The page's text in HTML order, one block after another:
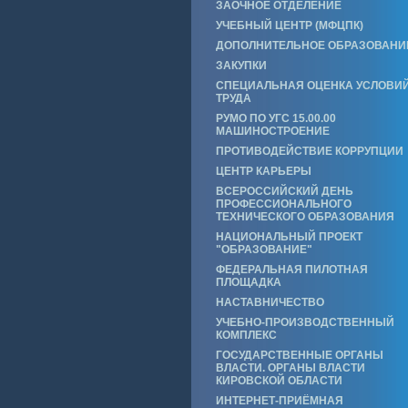
ЗАОЧНОЕ ОТДЕЛЕНИЕ
УЧЕБНЫЙ ЦЕНТР (МФЦПК)
ДОПОЛНИТЕЛЬНОЕ
ЗАКУПКИ
СПЕЦИАЛЬНАЯ ОЦЕНКА
ТРУДА
РУМО ПО УГС 15.00.00
МАШИНОСТРОЕНИЕ
ПРОТИВОДЕЙСТВИЕ КОРРУПЦИИ
ЦЕНТР КАРЬЕРЫ
ВСЕРОССИЙСКИЙ ДЕНЬ
ПРОФЕССИОНАЛЬНОГО
ТЕХНИЧЕСКОГО ОБРАЗОВАНИЯ
НАЦИОНАЛЬНЫЙ ПРОЕКТ
"ОБРАЗОВАНИЕ"
ФЕДЕРАЛЬНАЯ ПИЛОТНАЯ
ПЛОЩАДКА
НАСТАВНИЧЕСТВО
УЧЕБНО-ПРОИЗВОДСТВЕННЫЙ
КОМПЛЕКС
ГОСУДАРСТВЕННЫЕ ОРГАНЫ
ВЛАСТИ. ОРГАНЫ ВЛАСТИ
КИРОВСКОЙ ОБЛАСТИ
ИНТЕРНЕТ-ПРИЁМНАЯ